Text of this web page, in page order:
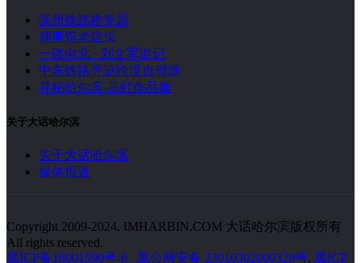
滨州铁路桥专题
领事馆老建筑
一路向北 · 刘文军游记
中东铁路寻迹跨境自驾游
寻秘哈尔滨-高虹作品集
关于大话哈尔滨
关于大话哈尔滨
媒体报道
Copyright 2009-2024. IMHARBIN.COM 大话哈尔滨版权所有
All rights reserved.
黑ICP备16001590号-6
黑公网安备 23010302000329号. 黑ICP